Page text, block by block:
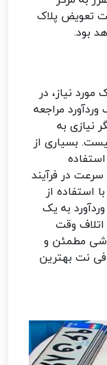
تعویض پلاک
بود.
نیاز، در
مراجعه
نیازی به
بسیاری از
در فرآیند
استفاده از
به یک
وقت
مطمئن و
نت بهترین